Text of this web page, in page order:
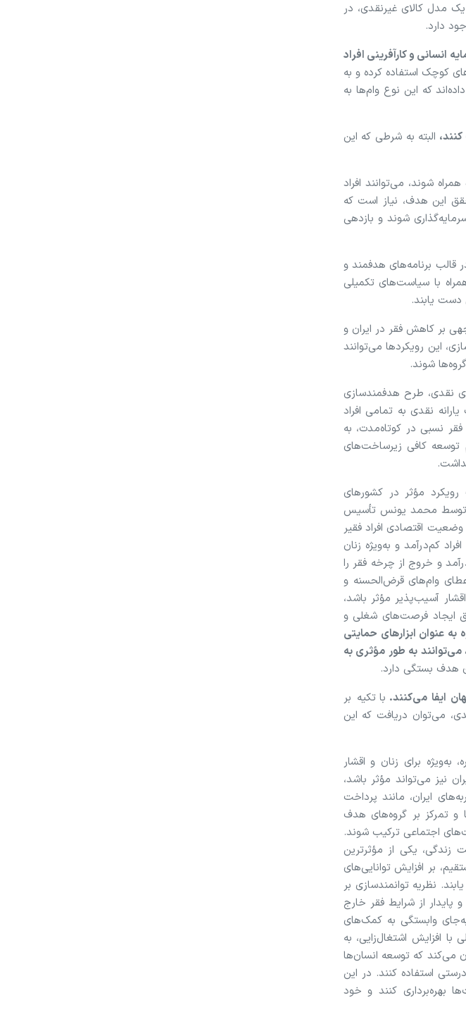
مدل کالای غیرنقدی، در
دارد.
انسانی و کارآفرینی افراد
کوچک استفاده کرده و به
که این نوع وام‌ها به
البته به شرطی که این
شوند، می‌توانند افراد
این هدف، نیاز است که
شوند و بازدهی
قالب برنامه‌های هدفمند و
با سیاست‌های تکمیلی
دست یابند.
بر کاهش فقر در ایران و
این رویکرد‌ها می‌توانند
شوند.
نقدی، طرح هدفمندسازی
نقدی به تمامی افراد
نسبی در کوتاه‌مدت، به
توسعه کافی زیرساخت‌های
مؤثر در کشور‌های
توسط محمد یونس تأسیس
اقتصادی افراد فقیر
کم‌درآمد و به‌ویژه زنان
و خروج از چرخه فقر را
وام‌های قرض‌الحسنه و
آسیب‌پذیر مؤثر باشد،
ایجاد فرصت‌های شغلی و
عنوان ابزار‌های حمایتی
به طور مؤثری به
هدف بستگی دارد.
ایفا می‌کنند. با تکیه بر
می‌توان دریافت که این
برای زنان و اقشار
نیز می‌تواند مؤثر باشد،
ایران، مانند پرداخت
و تمرکز بر گروه‌های هدف
اجتماعی ترکیب شوند.
زندگی، یکی از مؤثرترین
بر افزایش توانایی‌های
نظریه توانمندسازی بر
پایدار از شرایط فقر خارج
به‌جای وابستگی به کمک‌های
افزایش اشتغال‌زایی، به
می‌کند که توسعه انسان‌ها
استفاده کنند. در این
بهره‌برداری کنند و خود